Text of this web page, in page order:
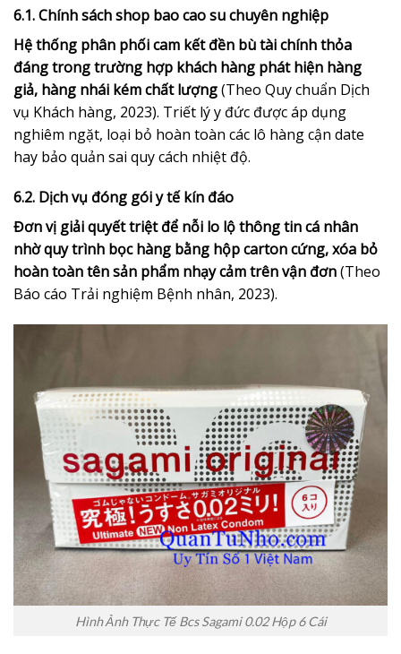
6.1. Chính sách shop bao cao su chuyên nghiệp
Hệ thống phân phối cam kết đền bù tài chính thỏa
đáng trong trường hợp khách hàng phát hiện hàng
giả, hàng nhái kém chất lượng(Theo Quy chuẩn Dịch
vụ Khách hàng, 2023). Triết lý y đức được áp dụng
nghiêm ngặt, loại bỏ hoàn toàn các lô hàng cận date
hay bảo quản sai quy cách nhiệt độ.
6.2. Dịch vụ đóng gói y tế kín đáo
Đơn vị giải quyết triệt để nỗi lo lộ thông tin cá nhân
nhờ quy trình bọc hàng bằng hộp carton cứng, xóa bỏ
hoàn toàn tên sản phẩm nhạy cảm trên vận đơn(Theo
Báo cáo Trải nghiệm Bệnh nhân, 2023).
Hình Ảnh Thực Tế Bcs Sagami 0.02 Hộp 6 Cái